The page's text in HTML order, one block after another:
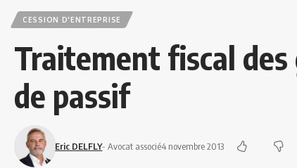
CESSION D'ENTREPRISE
Traitement fiscal
de passif
Eric DELFLY- Avocat associé4 novembre 2013